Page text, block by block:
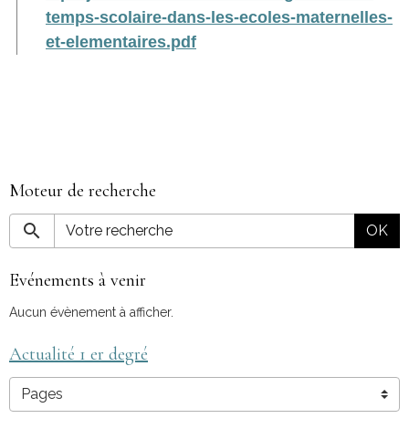
temps-scolaire-dans-les-ecoles-maternelles-
et-elementaires.pdf
Moteur de recherche
OK
Evénements à venir
Aucun évènement à afficher.
Actualité 1 er degré